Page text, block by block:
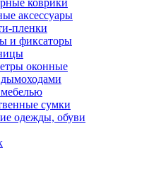
коврики
аксессуары
пленки
и фиксаторы
оконные
дымоходами
мебелью
сумки
одежды, обуви